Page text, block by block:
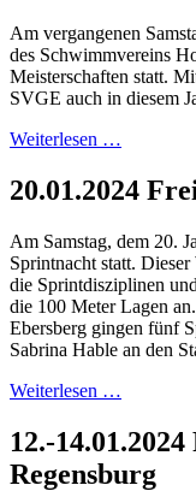
Am vergangenen
des Schwimmvereins
Meisterschaften statt.
SVGE auch in diesem
Weiterlesen …
20.01.2024
Am Samstag, dem 20.
Sprintnacht statt.
die Sprintdisziplinen
die 100 Meter Lagen
Ebersberg gingen fünf
Sabrina Hable an den
Weiterlesen …
12.-
Regensburg